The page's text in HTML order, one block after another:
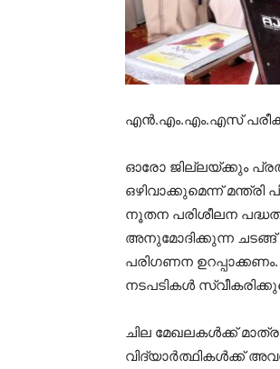
എൻ.എം.എം.എസ്
ഓരോ ജില്ലയ്ക്കും
ഒഴിവാക്കുമെന്ന്
നൂതന പരിശീലന
അനുമോദിക്കുന്ന
പരിഗണന
നടപടികൾ
ചില മേഖലകൾക്ക്
വിദ്യാർത്ഥികൾക്ക്